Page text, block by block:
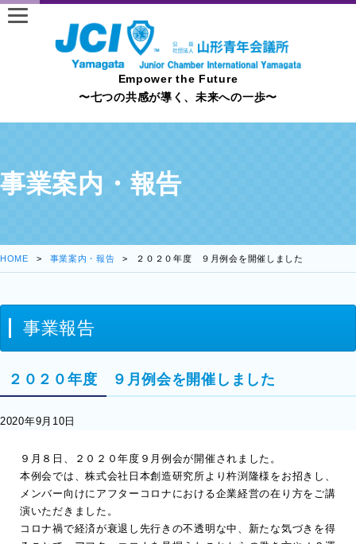
Empower the Future
〜七つの共感が導く、未来への一歩〜
事業案内・報告
HOME 事業案内・報告 ２０２０年度 ９月例会を開催しました
事業報告
２０２０年度 ９月例会を開催しました
2020年9月10日
９月８日、２０２０年度９月例会が開催されました。
本例会では、株式会社日本創造研究所より杵渕隆様をお招きし、
メンバー向けにアフターコロナにおける企業経営の在り方をご講
演いただきました。
コロナ禍で経済が衰退し先行きの不透明な中、新たな気づきを得